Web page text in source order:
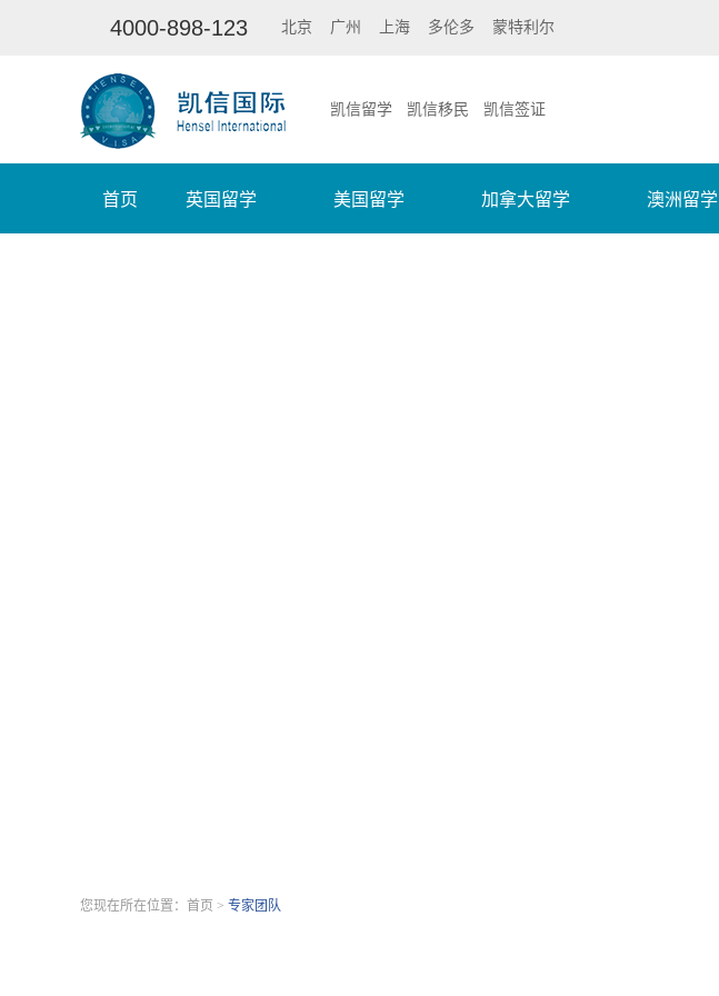
4000-898-123 北京 广州 上海 多伦多 蒙特利尔
凯信留学 凯信移民 凯信签证
首页 英国留学 美国留学 加拿大留学 澳洲留学
您现在所在位置： 首页 > 专家团队